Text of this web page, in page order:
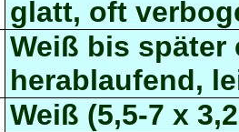
glatt, oft
Weiß bis später
herablaufend,
Weiß (5,5-7 x